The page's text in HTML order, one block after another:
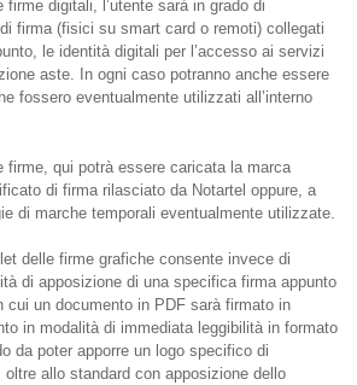
firme digitali, l’utente sarà in grado di
firma (fisici su smart card o remoti) collegati
le identità digitali per l’accesso ai servizi
aste. In ogni caso potranno anche essere
fossero eventualmente utilizzati all’interno
firme, qui potrà essere caricata la marca
di firma rilasciato da Notartel oppure, a
di marche temporali eventualmente utilizzate.
delle firme grafiche consente invece di
di apposizione di una specifica firma appunto
cui un documento in PDF sarà firmato in
in modalità di immediata leggibilità in formato
da poter apporre un logo specifico di
allo standard con apposizione dello